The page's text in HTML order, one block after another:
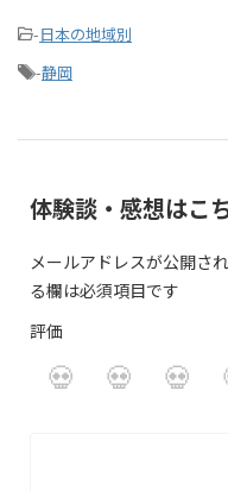
-日本の地域別
-静岡
体験談・感想はこ
メールアドレスが公開さ
る欄は必須項目です
評価